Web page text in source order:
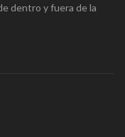
dentro y fuera de la